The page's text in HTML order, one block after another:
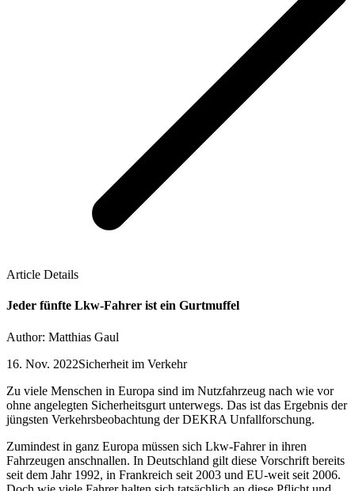
Article Details
Jeder fünfte Lkw-Fahrer ist ein Gurtmuffel
Author: Matthias Gaul
16. Nov. 2022Sicherheit im Verkehr
Zu viele Menschen in Europa sind im Nutzfahrzeug nach wie vor
ohne angelegten Sicherheitsgurt unterwegs. Das ist das Ergebnis der
jüngsten Verkehrsbeobachtung der DEKRA Unfallforschung.
Zumindest in ganz Europa müssen sich Lkw-Fahrer in ihren
Fahrzeugen anschnallen. In Deutschland gilt diese Vorschrift bereits
seit dem Jahr 1992, in Frankreich seit 2003 und EU-weit seit 2006.